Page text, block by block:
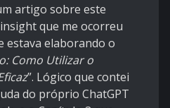
artigo sobre este
que me ocorreu
estava elaborando o
Como Utilizar o
”. Lógico que contei
do próprio ChatGPT